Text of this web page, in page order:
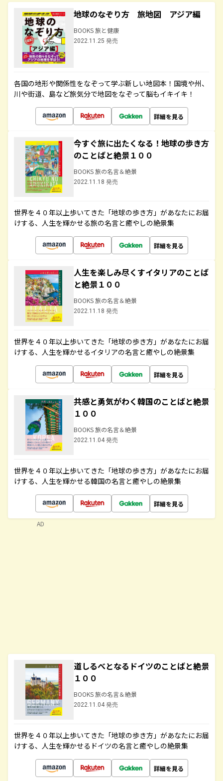
地球のなぞり方 旅地図 アジア編
BOOKS 旅と健康
2022.11.25 発売
各国の地形や関係性をなぞって学ぶ新しい地図本！国境や州、
川や街道、島など旅気分で地図をなぞって脳もイキイキ！
詳細を見る
今すぐ旅に出たくなる！地球の歩き方
のことばと絶景１００
BOOKS 旅の名言＆絶景
2022.11.18 発売
世界を４０年以上歩いてきた「地球の歩き方」があなたにお届
けする、人生を輝かせる旅の名言と癒やしの絶景集
詳細を見る
人生を楽しみ尽くすイタリアのことば
と絶景１００
BOOKS 旅の名言＆絶景
2022.11.18 発売
世界を４０年以上歩いてきた「地球の歩き方」があなたにお届
けする、人生を輝かせるイタリアの名言と癒やしの絶景集
詳細を見る
共感と勇気がわく韓国のことばと絶景
１００
BOOKS 旅の名言＆絶景
2022.11.04 発売
世界を４０年以上歩いてきた「地球の歩き方」があなたにお届
けする、人生を輝かせる韓国の名言と癒やしの絶景集
詳細を見る
道しるべとなるドイツのことばと絶景
１００
BOOKS 旅の名言＆絶景
2022.11.04 発売
世界を４０年以上歩いてきた「地球の歩き方」があなたにお届
けする、人生を輝かせるドイツの名言と癒やしの絶景集
詳細を見る
AD